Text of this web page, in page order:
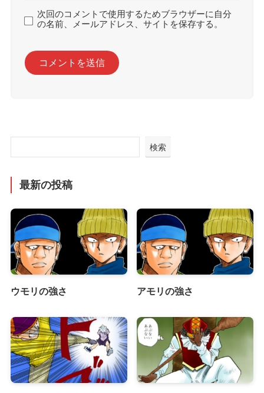
次回のコメントで使用するためブラウザーに自分
の名前、メールアドレス、サイトを保存する。
検索
最新の投稿
ウモリの強さ アモリの強さ